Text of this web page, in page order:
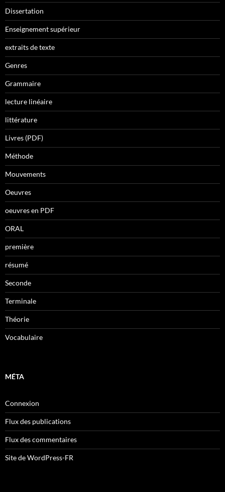
Dissertation
Enseignement supérieur
extraits de texte
Genres
Grammaire
lecture linéaire
littérature
Livres (PDF)
Méthode
Mouvements
Oeuvres
oeuvres en PDF
ORAL
première
résumé
Seconde
Terminale
Théorie
Vocabulaire
MÉTA
Connexion
Flux des publications
Flux des commentaires
Site de WordPress-FR